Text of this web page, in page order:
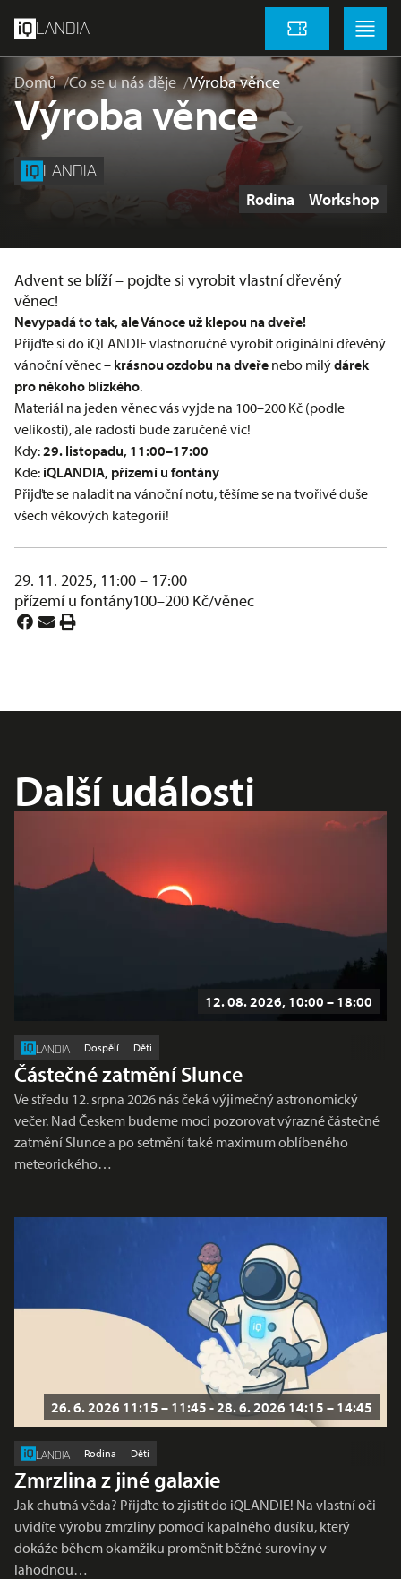
LANDIA Vstupenky
Menu
Domů Co se u nás děje Výroba věnce
Výroba věnce
LANDIA
Štítky
Rodina Workshop
Advent se blíží – pojďte si vyrobit vlastní dřevěný
věnec!
Nevypadá to tak, ale Vánoce už klepou na dveře!
Přijďte si do iQLANDIE vlastnoručně vyrobit originální dřevěný
vánoční věnec – krásnou ozdobu na dveře nebo milýdárek
pro někoho blízkého.
Materiál na jeden věnec vás vyjde na 100–200 Kč (podle
velikosti), ale radosti bude zaručeně víc!
Kdy:29. listopadu, 11:00–17:00
Kde: iQLANDIA, přízemí u fontány
Přijďte se naladit na vánoční notu, těšíme se na tvořivé duše
všech věkových kategorií!
29. 11. 2025, 11:00 – 17:00
přízemí u fontány100–200 Kč/věnec
Další události
12. 08. 2026, 10:00 – 18:00
LANDIA Dospělí Děti
Částečné zatmění Slunce
Ve středu 12. srpna 2026 nás čeká výjimečný astronomický
večer. Nad Českem budeme moci pozorovat výrazné částečné
zatmění Slunce a po setmění také maximum oblíbeného
meteorického…
26. 6. 2026 11:15 – 11:45 - 28. 6. 2026 14:15 – 14:45
LANDIA Rodina Děti
Zmrzlina z jiné galaxie
Jak chutná věda? Přijďte to zjistit do iQLANDIE! Na vlastní oči
uvidíte výrobu zmrzliny pomocí kapalného dusíku, který
dokáže během okamžiku proměnit běžné suroviny v
lahodnou…